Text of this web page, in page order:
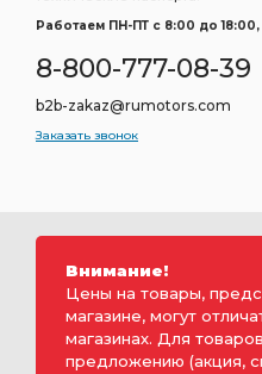
Работаем ПН-ПТ c 8:00 до
8-800-777-08-39
b2b-zakaz@rumotors.com
Заказать звонок
Внимание!
Цены на товары,
магазине, могут
магазинах. Для
предложению (акция,